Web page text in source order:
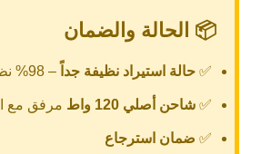
📦 الحالة والضمان
✅ حالة استيراد نظيفة جداً – 98% نظافة أو أكثر
✅ شاحن أصلي 120 واط مرفق مع
✅ ضمان استرجاع